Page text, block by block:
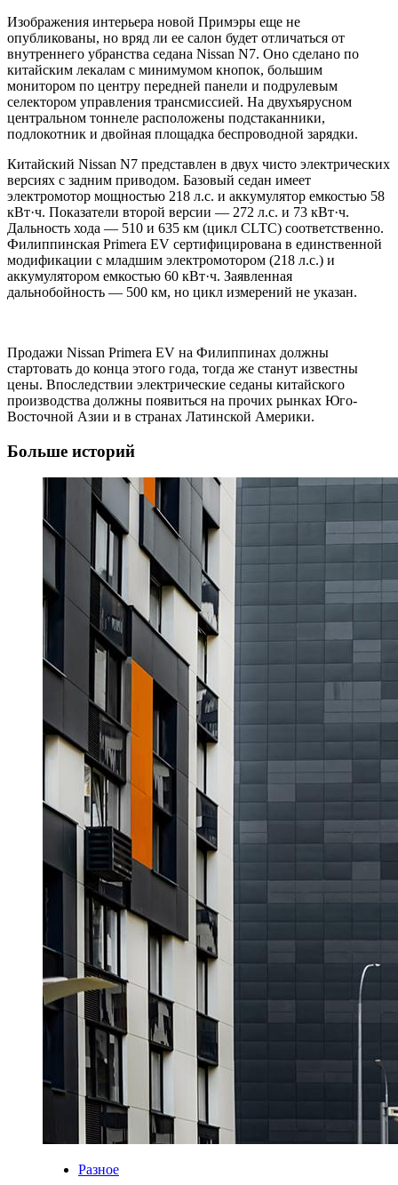
Изображения интерьера новой Примэры еще не
опубликованы, но вряд ли ее салон будет отличаться от
внутреннего убранства седана Nissan N7. Оно сделано по
китайским лекалам с минимумом кнопок, большим
монитором по центру передней панели и подрулевым
селектором управления трансмиссией. На двухъярусном
центральном тоннеле расположены подстаканники,
подлокотник и двойная площадка беспроводной зарядки.
Китайский Nissan N7 представлен в двух чисто электрических
версиях с задним приводом. Базовый седан имеет
электромотор мощностью 218 л.с. и аккумулятор емкостью 58
кВт·ч. Показатели второй версии — 272 л.с. и 73 кВт·ч.
Дальность хода — 510 и 635 км (цикл CLTC) соответственно.
Филиппинская Primera EV сертифицирована в единственной
модификации с младшим электромотором (218 л.с.) и
аккумулятором емкостью 60 кВт·ч. Заявленная
дальнобойность — 500 км, но цикл измерений не указан.
Продажи Nissan Primera EV на Филиппинах должны
стартовать до конца этого года, тогда же станут известны
цены. Впоследствии электрические седаны китайского
производства должны появиться на прочих рынках Юго-
Восточной Азии и в странах Латинской Америки.
Больше историй
Разное